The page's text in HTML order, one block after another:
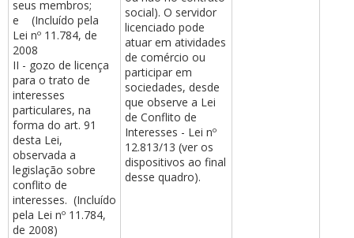
seus membros;
e (Incluído pela
Lei nº 11.784, de
2008
II - gozo de licença
para o trato de
interesses
particulares, na
forma do art. 91
desta Lei,
observada a
legislação sobre
conflito de
interesses. (Incluído
pela Lei nº 11.784,
de 2008)
social). O servidor
licenciado pode
atuar em atividades
de comércio ou
participar em
sociedades, desde
que observe a Lei
de Conflito de
Interesses - Lei nº
12.813/13 (ver os
dispositivos ao final
desse quadro).